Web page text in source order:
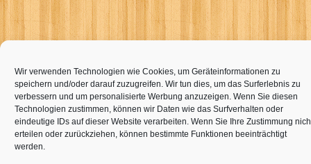
Wir verwenden Technologien wie Cookies, um Geräteinformationen zu
speichern und/oder darauf zuzugreifen. Wir tun dies, um das Surferlebnis zu
verbessern und um personalisierte Werbung anzuzeigen. Wenn Sie diesen
Technologien zustimmen, können wir Daten wie das Surfverhalten oder
eindeutige IDs auf dieser Website verarbeiten. Wenn Sie Ihre Zustimmung
erteilen oder zurückziehen, können bestimmte Funktionen beeinträchtigt
werden.